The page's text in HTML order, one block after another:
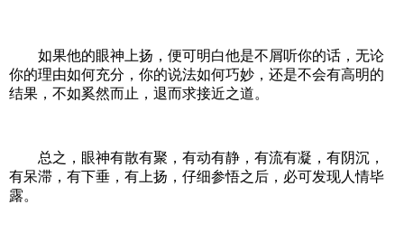
如果他的眼神上扬，便可明白他是不屑听你的话，无论
你的理由如何充分，你的说法如何巧妙，还是不会有高明的
结果，不如奚然而止，退而求接近之道。
总之，眼神有散有聚，有动有静，有流有凝，有阴沉，
有呆滞，有下垂，有上扬，仔细参悟之后，必可发现人情毕
露。